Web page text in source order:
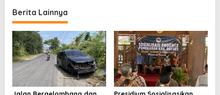
Berita Lainnya